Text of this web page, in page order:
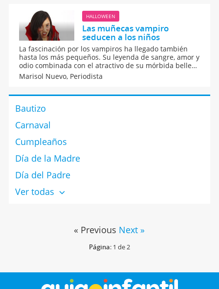
HALLOWEEN
Las muñecas vampiro
seducen a los niños
La fascinación por los vampiros ha llegado también
hasta los más pequeños. Su leyenda de sangre, amor y
odio combinada con el atractivo de su mórbida belleza
ha seducido a los niños en el cine, en los libros y en
Internet, y ahora también en Navidad a través de los
aprovechar el tirón mediático para lanzar al mercado
unas muñecas que ocupan el primer puesto en el
de muchos niños y niñas y que está suponiendo un
obligados a guardar largas colas a la puerta de los
grandes almacenes y tiendas jugueteras, que tienen
agotado el producto desde hace semanas.
Marisol Nuevo, Periodista
Bautizo
Carnaval
Cumpleaños
Día de la Madre
Día del Padre
Ver todas
« Previous Next »
Página: 1 de 2